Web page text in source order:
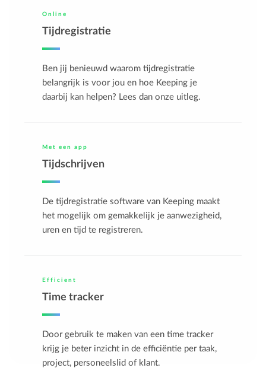
Online
Tijdregistratie
Ben jij benieuwd waarom tijdregistratie
belangrijk is voor jou en hoe Keeping je
daarbij kan helpen? Lees dan onze uitleg.
Met een app
Tijdschrijven
De tijdregistratie software van Keeping maakt
het mogelijk om gemakkelijk je aanwezigheid,
uren en tijd te registreren.
Efficient
Time tracker
Door gebruik te maken van een time tracker
krijg je beter inzicht in de efficiëntie per taak,
project, personeelslid of klant.